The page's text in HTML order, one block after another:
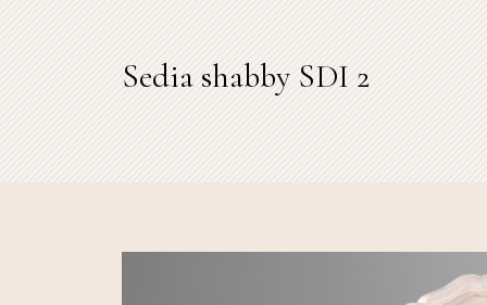
Sedia shabby SDI 2